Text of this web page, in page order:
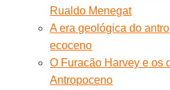
Rualdo Menegat
A era geológica do
ecoceno
O Furacão Harvey e os
Antropoceno